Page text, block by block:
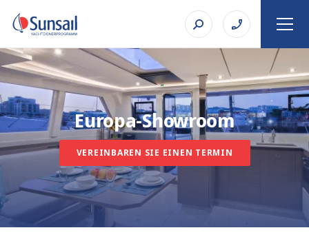
Europa-Showroom
VEREINBAREN SIE EINEN TERMIN